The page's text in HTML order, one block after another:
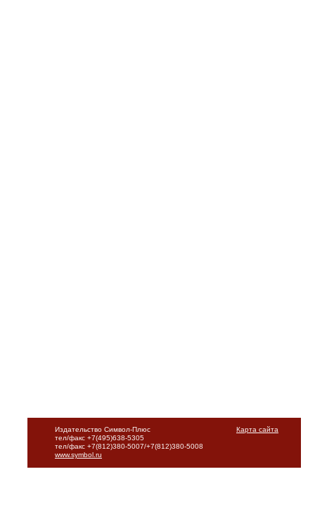
Карта сайта
Издательство Символ-Плюс
тел/факс +7(495)638-5305
тел/факс +7(812)380-5007/+7(812)380-5008
www.symbol.ru